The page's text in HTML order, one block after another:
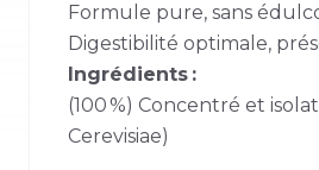
Formule pure, sans
Digestibilité optimale,
Ingrédients :
(100 %) Concentré et
Cerevisiae)